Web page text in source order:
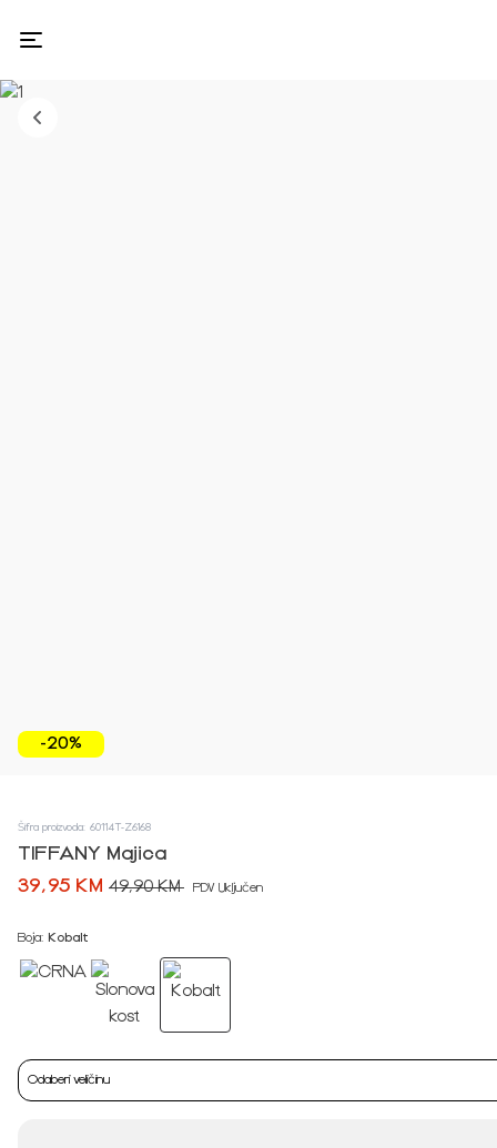
-20%
Šifra proizvoda: 60114T-Z6168
TIFFANY Majica
39,95 KM 49,90 KM PDV Uključen
Boja: Kobalt
Odaberi veličinu